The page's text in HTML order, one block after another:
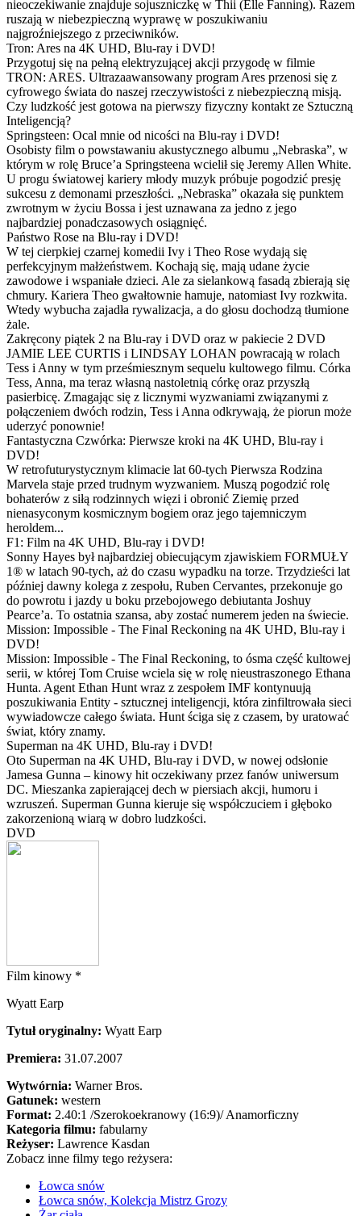
nieoczekiwanie znajduje sojuszniczkę w Thii (Elle Fanning). Razem
ruszają w niebezpieczną wyprawę w poszukiwaniu
najgroźniejszego z przeciwników.
Tron: Ares na 4K UHD, Blu-ray i DVD!
Przygotuj się na pełną elektryzującej akcji przygodę w filmie
TRON: ARES. Ultrazaawansowany program Ares przenosi się z
cyfrowego świata do naszej rzeczywistości z niebezpieczną misją.
Czy ludzkość jest gotowa na pierwszy fizyczny kontakt ze Sztuczną
Inteligencją?
Springsteen: Ocal mnie od nicości na Blu-ray i DVD!
Osobisty film o powstawaniu akustycznego albumu „Nebraska”, w
którym w rolę Bruce’a Springsteena wcielił się Jeremy Allen White.
U progu światowej kariery młody muzyk próbuje pogodzić presję
sukcesu z demonami przeszłości. „Nebraska” okazała się punktem
zwrotnym w życiu Bossa i jest uznawana za jedno z jego
najbardziej ponadczasowych osiągnięć.
Państwo Rose na Blu-ray i DVD!
W tej cierpkiej czarnej komedii Ivy i Theo Rose wydają się
perfekcyjnym małżeństwem. Kochają się, mają udane życie
zawodowe i wspaniałe dzieci. Ale za sielankową fasadą zbierają się
chmury. Kariera Theo gwałtownie hamuje, natomiast Ivy rozkwita.
Wtedy wybucha zajadła rywalizacja, a do głosu dochodzą tłumione
żale.
Zakręcony piątek 2 na Blu-ray i DVD oraz w pakiecie 2 DVD
JAMIE LEE CURTIS i LINDSAY LOHAN powracają w rolach
Tess i Anny w tym prześmiesznym sequelu kultowego filmu. Córka
Tess, Anna, ma teraz własną nastoletnią córkę oraz przyszłą
pasierbicę. Zmagając się z licznymi wyzwaniami związanymi z
połączeniem dwóch rodzin, Tess i Anna odkrywają, że piorun może
uderzyć ponownie!
Fantastyczna Czwórka: Pierwsze kroki na 4K UHD, Blu-ray i
DVD!
W retrofuturystycznym klimacie lat 60-tych Pierwsza Rodzina
Marvela staje przed trudnym wyzwaniem. Muszą pogodzić rolę
bohaterów z siłą rodzinnych więzi i obronić Ziemię przed
nienasyconym kosmicznym bogiem oraz jego tajemniczym
heroldem...
F1: Film na 4K UHD, Blu-ray i DVD!
Sonny Hayes był najbardziej obiecującym zjawiskiem FORMUŁY
1® w latach 90-tych, aż do czasu wypadku na torze. Trzydzieści lat
później dawny kolega z zespołu, Ruben Cervantes, przekonuje go
do powrotu i jazdy u boku przebojowego debiutanta Joshuy
Pearce’a. To ostatnia szansa, aby zostać numerem jeden na świecie.
Mission: Impossible - The Final Reckoning na 4K UHD, Blu-ray i
DVD!
Mission: Impossible - The Final Reckoning, to ósma część kultowej
serii, w której Tom Cruise wciela się w rolę nieustraszonego Ethana
Hunta. Agent Ethan Hunt wraz z zespołem IMF kontynuują
poszukiwania Entity - sztucznej inteligencji, która zinfiltrowała sieci
wywiadowcze całego świata. Hunt ściga się z czasem, by uratować
świat, który znamy.
Superman na 4K UHD, Blu-ray i DVD!
Oto Superman na 4K UHD, Blu-ray i DVD, w nowej odsłonie
Jamesa Gunna – kinowy hit oczekiwany przez fanów uniwersum
DC. Mieszanka zapierającej dech w piersiach akcji, humoru i
wzruszeń. Superman Gunna kieruje się współczuciem i głęboko
zakorzenioną wiarą w dobro ludzkości.
DVD
Film kinowy *
Wyatt Earp
Tytuł oryginalny: Wyatt Earp
Premiera: 31.07.2007
Wytwórnia: Warner Bros.
Gatunek: western
Format: 2.40:1 /Szerokoekranowy (16:9)/Anamorficzny
Kategoria filmu: fabularny
Reżyser: Lawrence Kasdan
Zobacz inne filmy tego reżysera:
Łowca snów
Łowca snów, Kolekcja Mistrz Grozy